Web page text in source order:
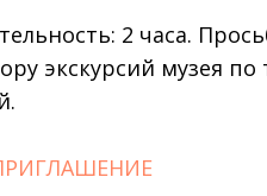
2 часа.
экскурсий музея по